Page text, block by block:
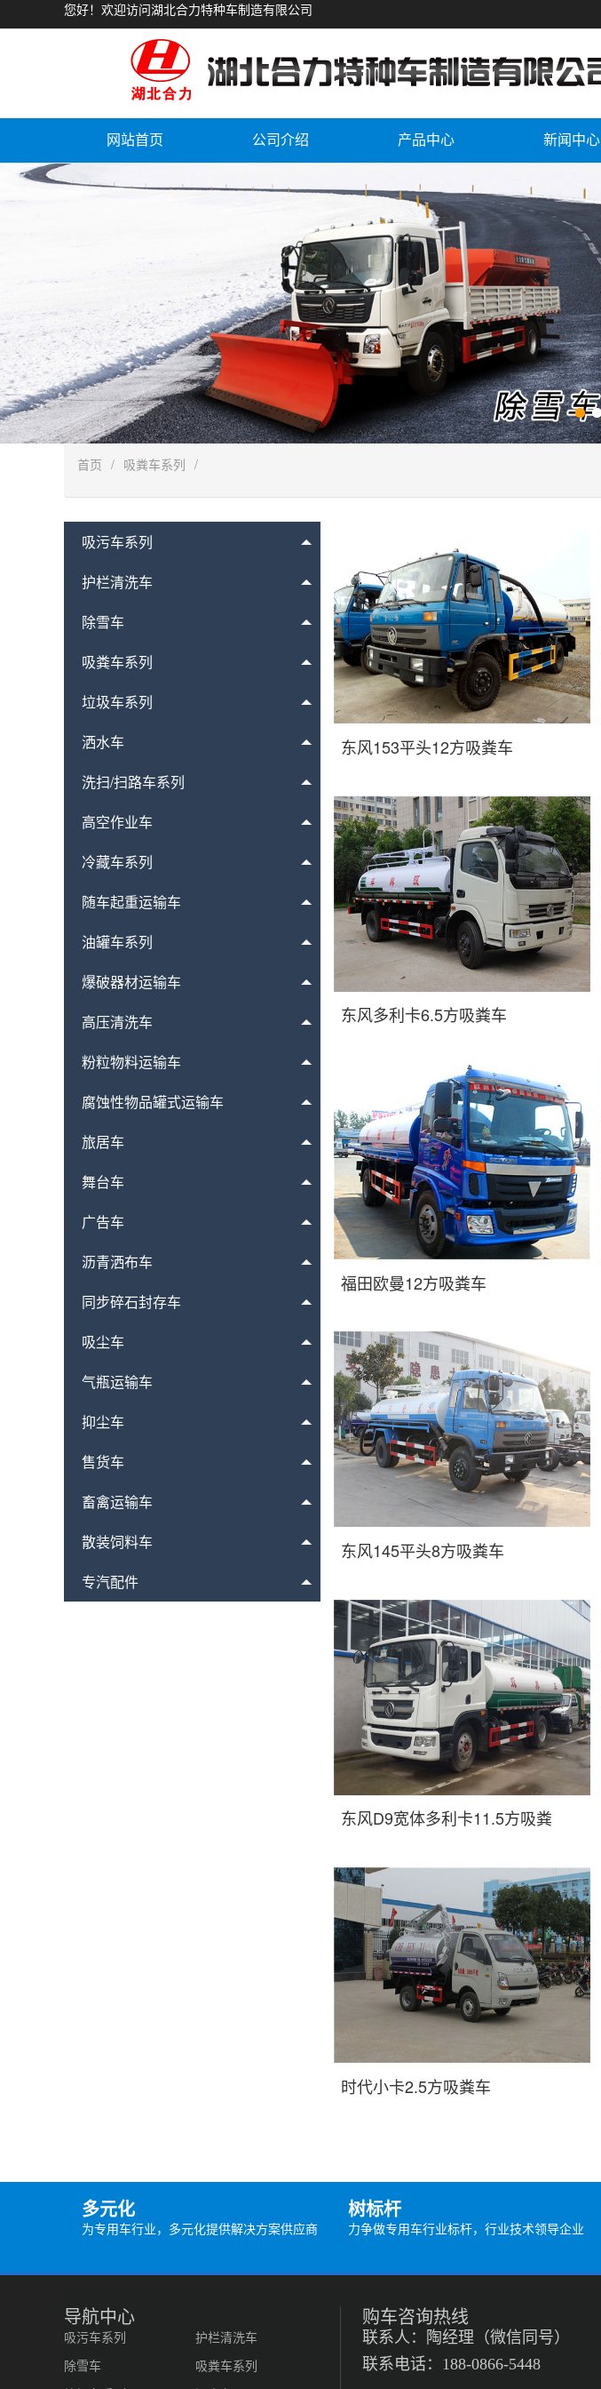
您好！欢迎访问湖北合力特种车制造有限公司
网站首页 公司介绍 产品中心 新闻中心
首页 / 吸粪车系列 /
吸污车系列
护栏清洗车
除雪车
吸粪车系列
垃圾车系列
洒水车
洗扫/扫路车系列
高空作业车
冷藏车系列
随车起重运输车
油罐车系列
爆破器材运输车
高压清洗车
粉粒物料运输车
腐蚀性物品罐式运输车
旅居车
舞台车
广告车
沥青洒布车
同步碎石封存车
吸尘车
气瓶运输车
抑尘车
售货车
畜禽运输车
散装饲料车
专汽配件
东风153平头12方吸粪车
东风多利卡6.5方吸粪车
福田欧曼12方吸粪车
东风145平头8方吸粪车
东风D9宽体多利卡11.5方吸粪
时代小卡2.5方吸粪车
多元化
为专用车行业，多元化提供解决方案供应商
树标杆
力争做专用车行业标杆，行业技术领导企业
导航中心
吸污车系列 护栏清洗车
除雪车 吸粪车系列
购车咨询热线
联系人：陶经理（微信同号）
联系电话：188-0866-5448